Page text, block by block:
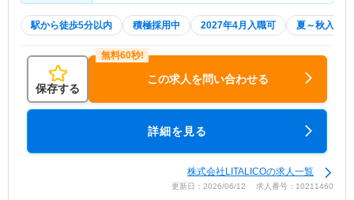
駅から徒歩5分以内 積極採用中 2027年4月入職可 夏～秋入職可
保存する
この求人を問い合わせる
詳細を見る
株式会社LITALICOの求人一覧
更新日：2026/06/12 求人番号：10211460